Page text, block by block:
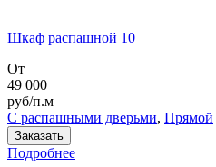
Шкаф распашной 10
От
49 000
руб/п.м
С распашными дверьми, Прямой
Заказать
Подробнее